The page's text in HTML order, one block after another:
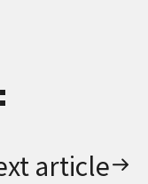
article